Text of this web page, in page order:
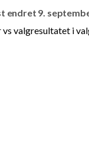
endret 9.
valgresultatet i